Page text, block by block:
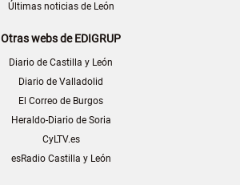
Últimas noticias de León
Otras webs de EDIGRUP
Diario de Castilla y León
Diario de Valladolid
El Correo de Burgos
Heraldo-Diario de Soria
CyLTV.es
esRadio Castilla y León